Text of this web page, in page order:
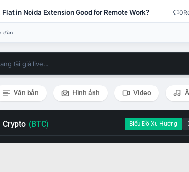
Flat in Noida Extension Good for Remote Work? 0
đàn
tải giá live...
Văn bản Hình ảnh Video
Crypto (BTC) Biểu Đồ Xu Hướng